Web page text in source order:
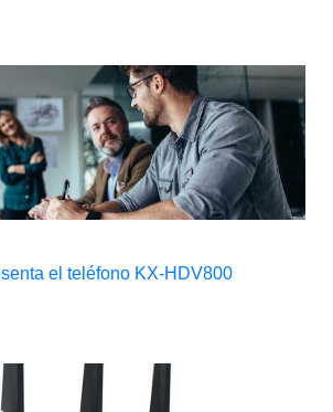
el teléfono KX-HDV800